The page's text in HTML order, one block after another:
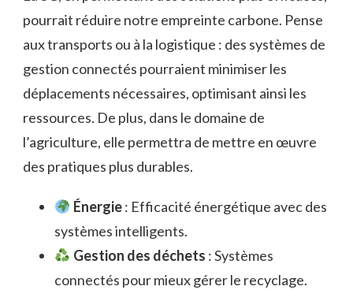
pourrait réduire notre empreinte carbone. Pense
aux transports ou à la logistique : des systèmes de
gestion connectés pourraient minimiser les
déplacements nécessaires, optimisant ainsi les
ressources. De plus, dans le domaine de
l’agriculture, elle permettra de mettre en œuvre
des pratiques plus durables.
Énergie: Efficacité énergétique avec des
systèmes intelligents.
Gestion des déchets : Systèmes
connectés pour mieux gérer le recyclage.